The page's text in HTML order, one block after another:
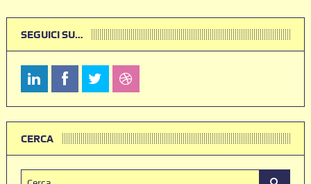
SEGUICI SU…
CERCA